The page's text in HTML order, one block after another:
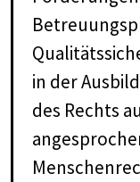
in der
des Rechts